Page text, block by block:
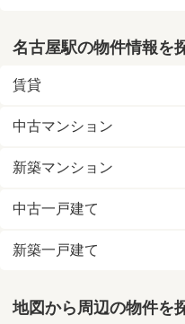
名古屋駅の物件情報を
賃貸
中古マンション
新築マンション
中古一戸建て
新築一戸建て
地図から周辺の物件を